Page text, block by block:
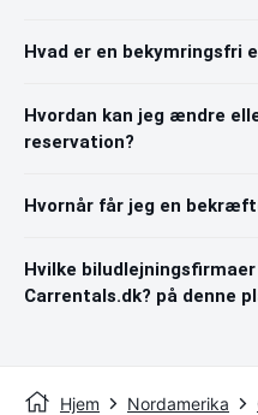
Hvad er en bekymringsfri
Hvordan kan jeg ændre
reservation?
Hvornår får jeg en
Hvilke
Carrentals.dk? på denne
Hjem Nordamerika